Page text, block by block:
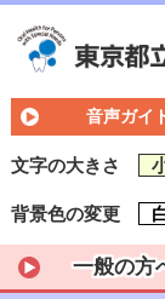
音声ガイ
文字の大きさ
背景色の変更
一般の方